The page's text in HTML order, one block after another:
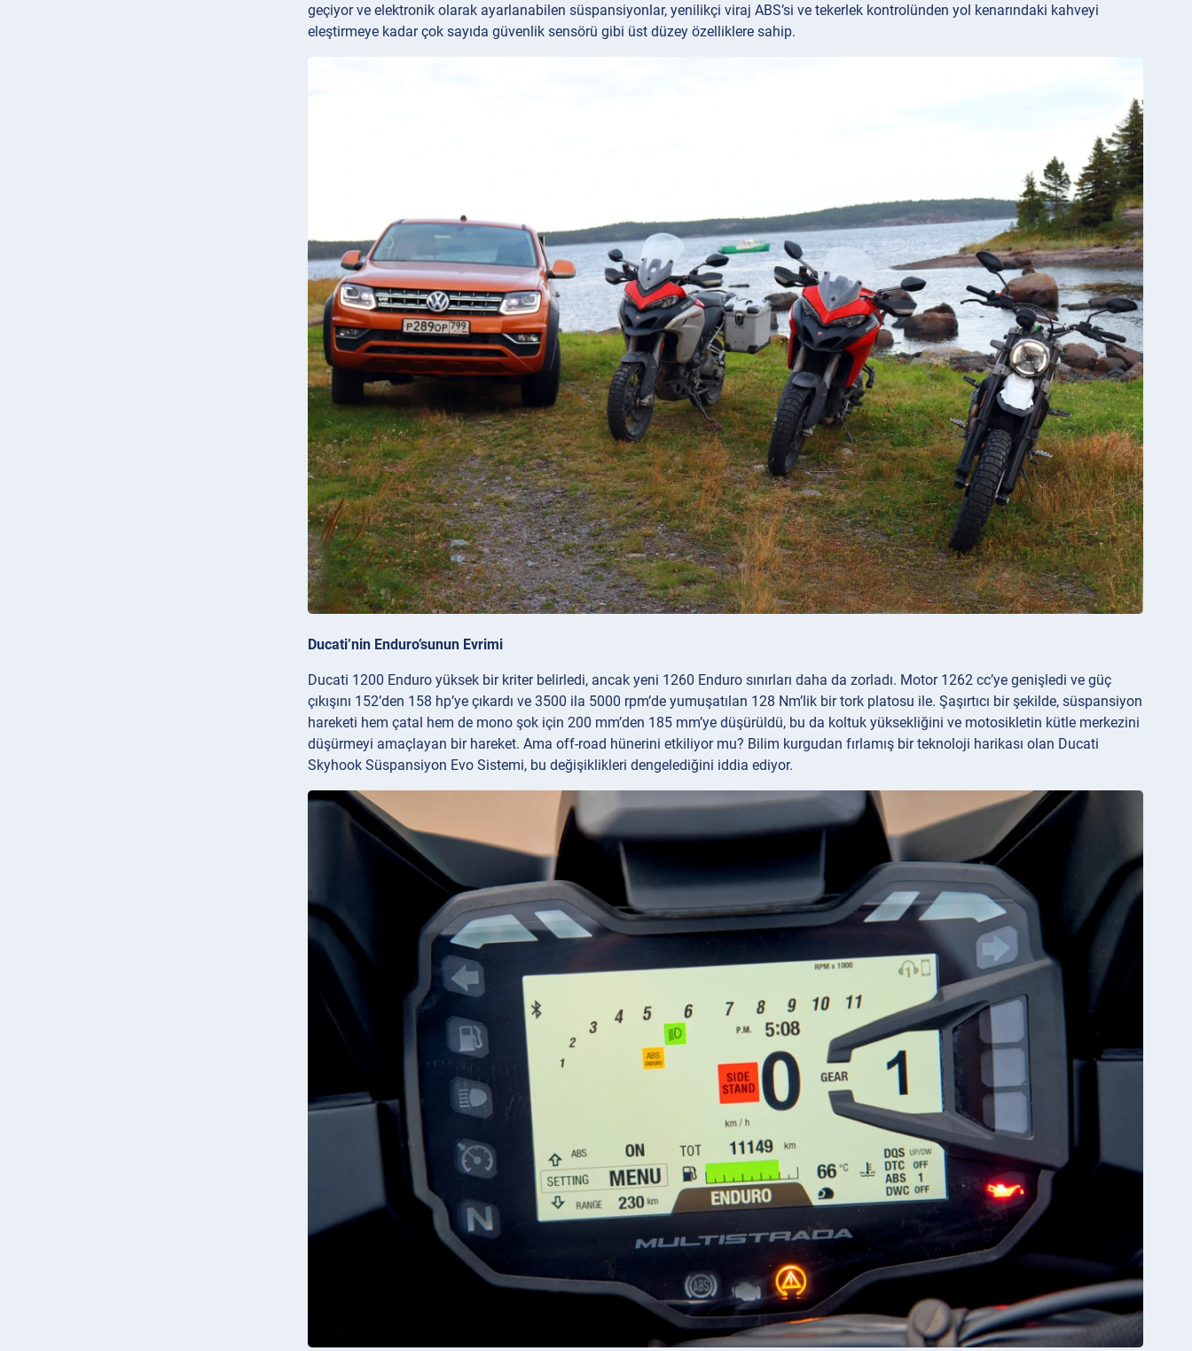
geçiyor ve elektronik olarak ayarlanabilen süspansiyonlar, yenilikçi viraj ABS’si ve tekerlek kontrolünden yol kenarındaki kahveyi
eleştirmeye kadar çok sayıda güvenlik sensörü gibi üst düzey özelliklere sahip.
Ducati’nin Enduro’sunun Evrimi
Ducati 1200 Enduro yüksek bir kriter belirledi, ancak yeni 1260 Enduro sınırları daha da zorladı. Motor 1262 cc’ye genişledi ve güç
çıkışını 152’den 158 hp’ye çıkardı ve 3500 ila 5000 rpm’de yumuşatılan 128 Nm’lik bir tork platosu ile. Şaşırtıcı bir şekilde, süspansiyon
hareketi hem çatal hem de mono şok için 200 mm’den 185 mm’ye düşürüldü, bu da koltuk yüksekliğini ve motosikletin kütle merkezini
düşürmeyi amaçlayan bir hareket. Ama off-road hünerini etkiliyor mu? Bilim kurgudan fırlamış bir teknoloji harikası olan Ducati
Skyhook Süspansiyon Evo Sistemi, bu değişiklikleri dengelediğini iddia ediyor.